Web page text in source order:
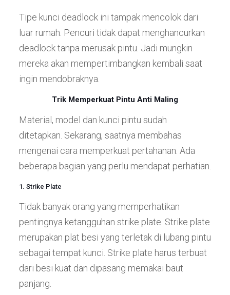
Tipe kunci deadlock ini tampak mencolok dari
luar rumah. Pencuri tidak dapat menghancurkan
deadlock tanpa merusak pintu. Jadi mungkin
mereka akan mempertimbangkan kembali saat
ingin mendobraknya.
Trik Memperkuat Pintu Anti Maling
Material, model dan kunci pintu sudah
ditetapkan. Sekarang, saatnya membahas
mengenai cara memperkuat pertahanan. Ada
beberapa bagian yang perlu mendapat perhatian.
1. Strike Plate
Tidak banyak orang yang memperhatikan
pentingnya ketangguhan strike plate. Strike plate
merupakan plat besi yang terletak di lubang pintu
sebagai tempat kunci. Strike plate harus terbuat
dari besi kuat dan dipasang memakai baut
panjang.